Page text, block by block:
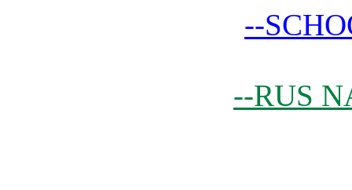
--
--RUS